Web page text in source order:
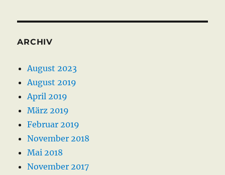
ARCHIV
August 2023
August 2019
April 2019
März 2019
Februar 2019
November 2018
Mai 2018
November 2017